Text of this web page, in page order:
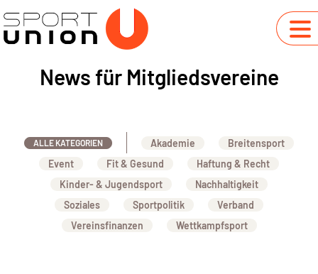
News für Mitgliedsvereine
ALLE KATEGORIEN Akademie
Breitensport
Event
Fit & Gesund
Haftung & Recht
Kinder- & Jugendsport
Nachhaltigkeit
Soziales
Sportpolitik
Verband
Vereinsfinanzen
Wettkampfsport